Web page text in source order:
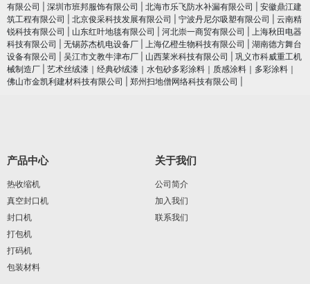
有限公司
深圳市班邦服饰有限公司 北海市乐飞防水补漏有限公司
安徽鼎江建
筑工程有限公司
北京俊采科技发展有限公司 宁波丹尼尔吸塑有限公司
云南精
锐科技有限公司
山东红叶地毯有限公司 河北崇一商贸有限公司
上海秋田电器
科技有限公司
无锡苏杰机电设备厂 上海亿橙生物科技有限公司
湖南德方舞台
设备有限公司
吴江市文教牛津布厂 山西莱米科技有限公司
巩义市科威重工机
械制造厂
艺术丝绒漆｜经典砂绒漆｜水包砂多彩涂料｜质感涂料｜多彩涂料｜
佛山市金凯利建材科技有限公司
郑州扫地僧网络科技有限公司
产品中心
热收缩机
真空封口机
封口机
打包机
打码机
包装材料
关于我们
公司简介
加入我们
联系我们